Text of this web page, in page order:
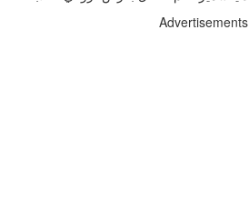
Advertisements